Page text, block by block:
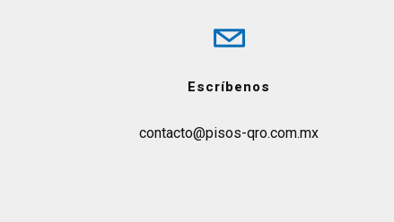
Escríbenos
contacto@pisos-qro.com.mx